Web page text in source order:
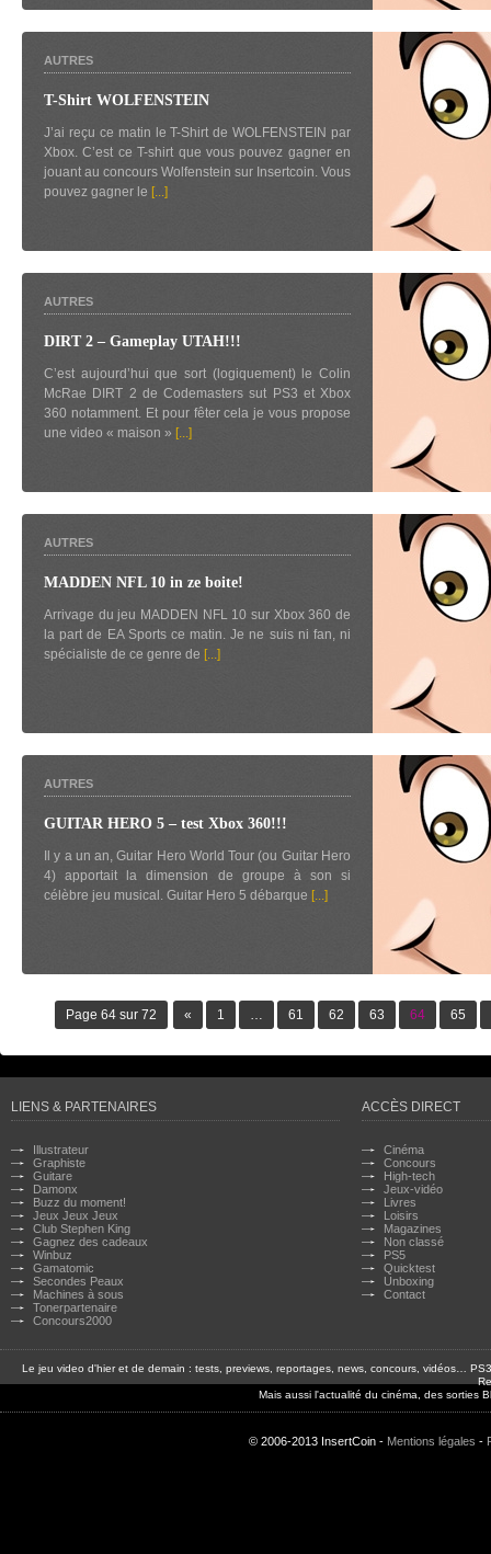
AUTRES
T-Shirt WOLFENSTEIN
J’ai reçu ce matin le T-Shirt de WOLFENSTEIN par
Xbox. C’est ce T-shirt que vous pouvez gagner en
jouant au concours Wolfenstein sur Insertcoin. Vous
pouvez gagner le [...]
AUTRES
DIRT 2 – Gameplay UTAH!!!
C’est aujourd’hui que sort (logiquement) le Colin
McRae DIRT 2 de Codemasters sut PS3 et Xbox
360 notamment. Et pour fêter cela je vous propose
une video « maison » [...]
AUTRES
MADDEN NFL 10 in ze boite!
Arrivage du jeu MADDEN NFL 10 sur Xbox 360 de
la part de EA Sports ce matin. Je ne suis ni fan, ni
spécialiste de ce genre de [...]
AUTRES
GUITAR HERO 5 – test Xbox 360!!!
Il y a un an, Guitar Hero World Tour (ou Guitar Hero
4) apportait la dimension de groupe à son si
célèbre jeu musical. Guitar Hero 5 débarque [...]
Page 64 sur 72 « 1 … 61 62 63 64 65
LIENS & PARTENAIRES
Illustrateur
Graphiste
Guitare
Damonx
Buzz du moment!
Jeux Jeux Jeux
Club Stephen King
Gagnez des cadeaux
Winbuz
Gamatomic
Secondes Peaux
Machines à sous
Tonerpartenaire
Concours2000
ACCÈS DIRECT
Cinéma
Concours
High-tech
Jeux-vidéo
Livres
Loisirs
Magazines
Non classé
PS5
Quicktest
Unboxing
Contact
Le jeu video d'hier et de demain : tests, previews, reportages, news, concours, vidéos…
Mais aussi l'actualité du cinéma, des sorties
© 2006-2013 InsertCoin - Mentions légales -